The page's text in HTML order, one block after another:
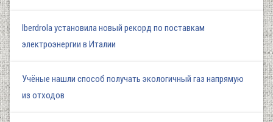
Iberdrola установила новый рекорд по поставкам
электроэнергии в Италии
Учёные нашли способ получать экологичный газ напрямую
из отходов